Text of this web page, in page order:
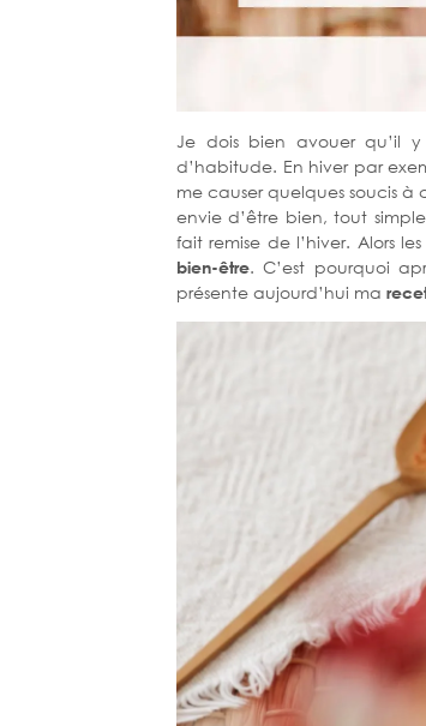
Je dois bien avouer qu’il
d’habitude. En hiver par
me causer quelques soucis à
envie d’être bien, tout
fait remise de l’hiver. Alors
bien-être. C’est pourquoi
présente aujourd’hui ma